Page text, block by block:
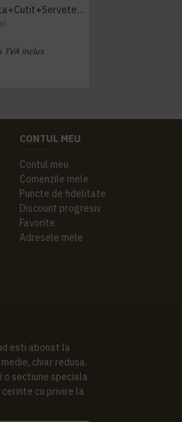
Furculita+Cutit+Servetel 100buc/set
TVA inclus
CONTUL MEU
Contul meu
Comenzile mele
Puncte de fidelitate
Discount progresiv
Favorite
Adresele mele
esti abonat la
chiar redusa.
sectiune speciala
cu privire la